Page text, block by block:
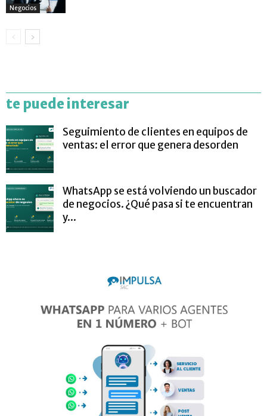
Negocios
te puede interesar
Seguimiento de clientes en equipos de
ventas: el error que genera desorden
WhatsApp se está volviendo un buscador
de negocios. ¿Qué pasa si te encuentran
y...